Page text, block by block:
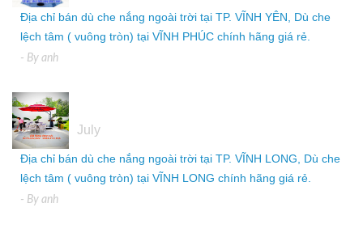
Địa chỉ bán dù che nắng ngoài trời tại TP. VĨNH YÊN, Dù che
lệch tâm ( vuông tròn) tại VĨNH PHÚC chính hãng giá rẻ.
- By anh
July
Địa chỉ bán dù che nắng ngoài trời tại TP. VĨNH LONG, Dù che
lệch tâm ( vuông tròn) tại VĨNH LONG chính hãng giá rẻ.
- By anh